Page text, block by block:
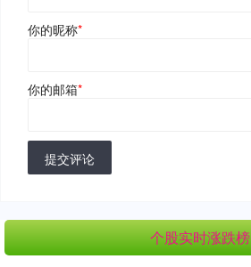
你的昵称*
你的邮箱*
提交评论
个股实时涨跌榜